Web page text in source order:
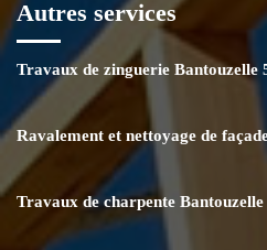
Autres services
Travaux de zinguerie Bantouzelle
Ravalement et nettoyage de
Travaux de charpente Bantouzelle